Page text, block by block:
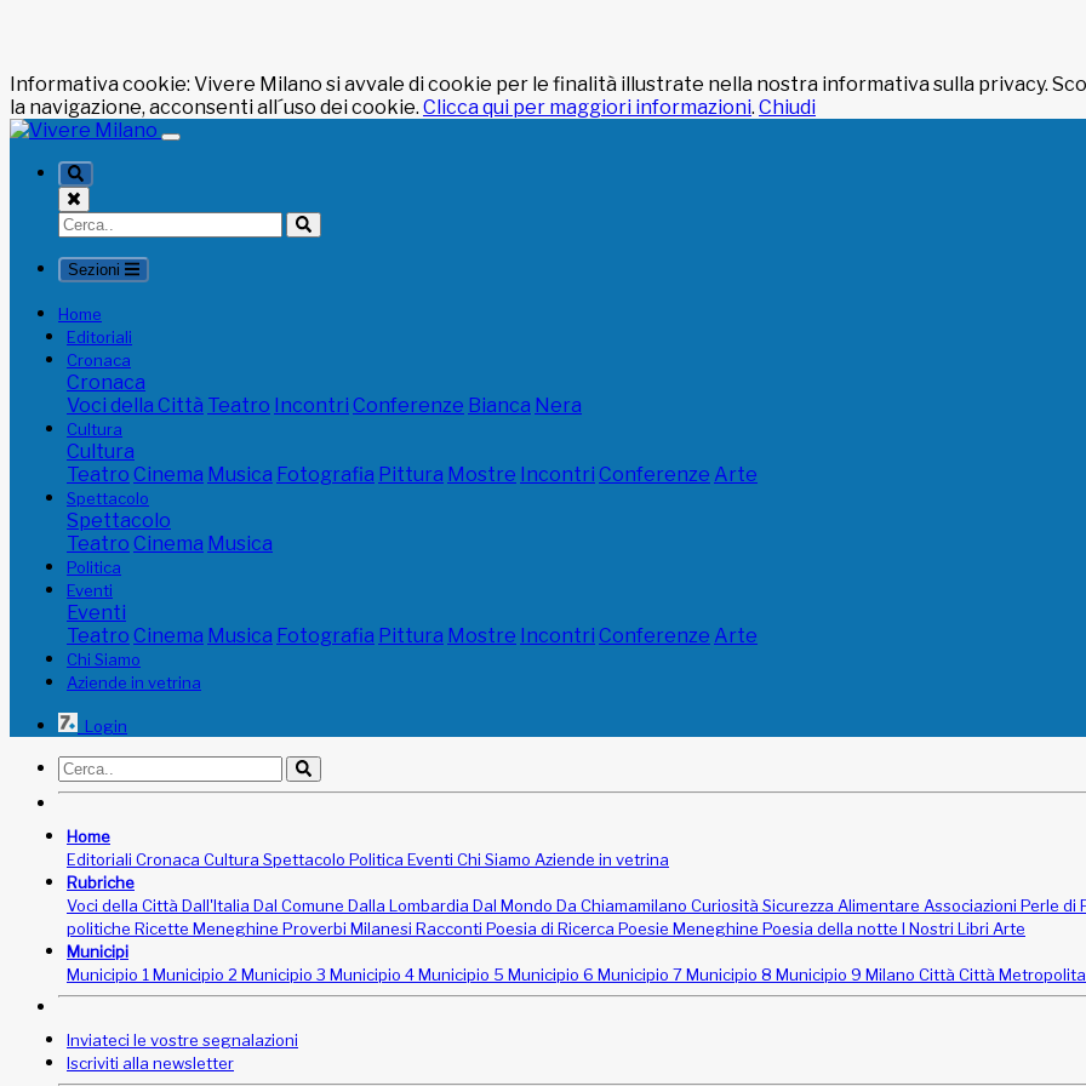
Informativa cookie: Vivere Milano si avvale di cookie per le finalità illustrate nella nostra informativa sulla privacy.
la navigazione, acconsenti all´uso dei cookie. Clicca qui per maggiori informazioni. Chiudi
Sezioni
Home
Editoriali
Cronaca
Cronaca
Voci della Città Teatro Incontri Conferenze Bianca Nera
Cultura
Cultura
Teatro Cinema Musica Fotografia Pittura Mostre Incontri Conferenze Arte
Spettacolo
Spettacolo
Teatro Cinema Musica
Politica
Eventi
Eventi
Teatro Cinema Musica Fotografia Pittura Mostre Incontri Conferenze Arte
Chi Siamo
Aziende in vetrina
Login
Home
Editoriali Cronaca Cultura Spettacolo Politica Eventi Chi Siamo Aziende in vetrina
Rubriche
Voci della Città Dall'Italia Dal Comune Dalla Lombardia Dal Mondo Da Chiamamilano Curiosità Sicurezza Alimentare Associazioni Perle di
politiche Ricette Meneghine Proverbi Milanesi Racconti Poesia di Ricerca Poesie Meneghine Poesia della notte I Nostri Libri Arte
Municipi
Municipio 1 Municipio 2 Municipio 3 Municipio 4Municipio 5 Municipio 6 Municipio 7Municipio 8 Municipio 9 Milano Città Città
Inviateci le vostre segnalazioni
Iscriviti alla newsletter